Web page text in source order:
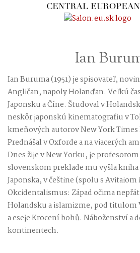
Ian
Ian Buruma (1951) je spisovateľ,
Angličan, napoly Holanďan. Veľkú
Japonsku a Číne. Študoval v
neskôr japonskú kinematografiu v
kmeňových autorov New York Times
Prednášal v Oxforde a na viacerých
Dnes žije v New Yorku, je
slovenskom preklade mu vyšla
Japonska, v češtine (spolu s
Okcidentalismus: Západ očima
Holandsku a islamizme, pod titulom
a eseje Krocení bohů. Náboženství a
kontinentech.